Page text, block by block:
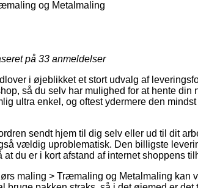
og Metalmaling
på 33 anmeldelser
i øjeblikket et stort udvalg af
så du selv har mulighed for at hente din
ultra enkel, og oftest ydermere den
sendt hjem til dig selv eller ud til dit
vældig uproblematisk. Den billigste
at du er i kort afstand af internet shoppens
maling > Træmaling og Metalmaling